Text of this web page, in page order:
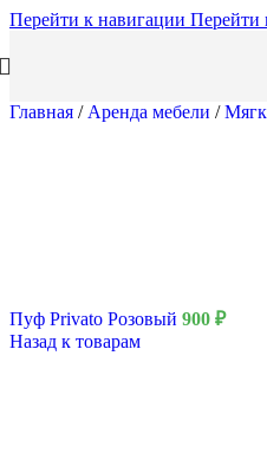
Перейти к навигации Перейти
Главная / Аренда мебели /
Пуф Privato Розовый 900 ₽
Назад к товарам